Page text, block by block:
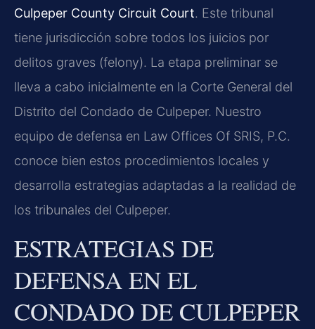
Culpeper County Circuit Court. Este tribunal
tiene jurisdicción sobre todos los juicios por
delitos graves (felony). La etapa preliminar se
lleva a cabo inicialmente en la Corte General del
Distrito del Condado de Culpeper. Nuestro
equipo de defensa en Law Offices Of SRIS, P.C.
conoce bien estos procedimientos locales y
desarrolla estrategias adaptadas a la realidad de
los tribunales del Culpeper.
ESTRATEGIAS DE
DEFENSA EN EL
CONDADO DE CULPEPER